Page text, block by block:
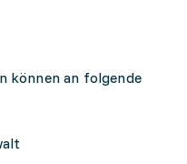
können an folgende